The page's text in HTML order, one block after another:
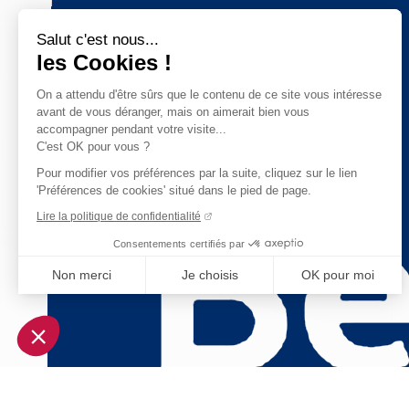
Salut c'est nous...
les Cookies !
On a attendu d'être sûrs que le contenu de ce site vous intéresse
avant de vous déranger, mais on aimerait bien vous
accompagner pendant votre visite...
C'est OK pour vous ?
Pour modifier vos préférences par la suite, cliquez sur le lien
'Préférences de cookies' situé dans le pied de page.
Lire la politique de confidentialité
Consentements certifiés par
Non merci Je choisis OK pour moi
Plateforme de Gestion du Consentement : Personnalisez
Notre plateforme vous permet d'adapter et de gérer vos